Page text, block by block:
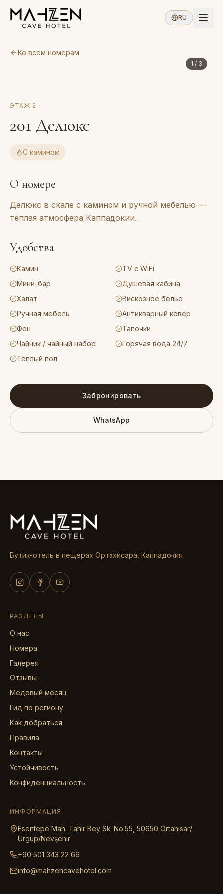
RU
Ко всем номерам
1 / 3
ЭТАЖ 2
201 Делюкс
С камином
О номере
Делюкс в скале с камином и ручной мебелью —
тёплая атмосфера Каппадокии.
Удобства
Камин
TV с WiFi
Мини-бар
Душевая кабина
Халат
Вискозное бельё
Ручная мебель
Антикварный ковёр
Фен
Тапочки
Чайник / чайный набор
Горячая вода 24/7
Тёплый пол
Забронировать
WhatsApp
Бутик-отель в пещерах Ортахисара, Каппадокия
РАЗДЕЛЫ
О нас
Номера
Галерея
Отзывы
Медовый месяц
Гид по региону
Как добраться
Правила
Контакты
Устойчивость
Конфиденциальность
ИНФОРМАЦИЯ
Esentepe Mah. Tahir Bey Sk. No:55, 50650 Ortahisar/
Ürgüp/Nevşehir
+90 501 343 22 66
info@mahzencavehotel.com